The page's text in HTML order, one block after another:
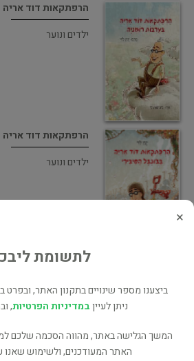
הרפתקאות דוד אריה
ילדים ונוער
הרפתקאות דוד אריה
ילדים ונוער
הרפתקאות דוד אריה
ילדים ונוער
×
לתשומת
ביצענו מספר שינויים בתקנון האתר, ובפרט
ניתן לעייןבמדיניות הפרטיות,
המשך הגלישה באתר, מהווה הסכמה שלכם
האתר המעודכנים, ולשימוש שאנו